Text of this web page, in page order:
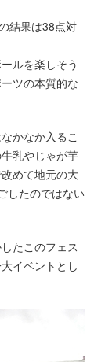
結果は38点対
ルを楽しそう
ツの本質的な
かなか入るこ
乳やじゃが芋
めて地元の大
したのではない
たこのフェス
イベントとし